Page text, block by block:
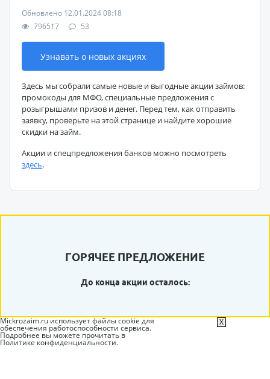
Обновлено 12.01.2024 08:18
796517
53
Узнавать о новых акциях
Здесь мы собрали самые новые и выгодные акции займов:
промокоды для МФО, специальные предложения с
розыгрышами призов и денег. Перед тем, как отправить
заявку, проверьте на этой странице и найдите хорошие
скидки на займ.
Акции и спецпредложения банков можно посмотреть
здесь.
ГОРЯЧЕЕ ПРЕДЛОЖЕНИЕ
До конца акции осталось:
Mickrozaim.ru использует файлы cookie для
обеспечения работоспособности сервиса.
Подробнее вы можете прочитать в
Политике конфиденциальности.
X